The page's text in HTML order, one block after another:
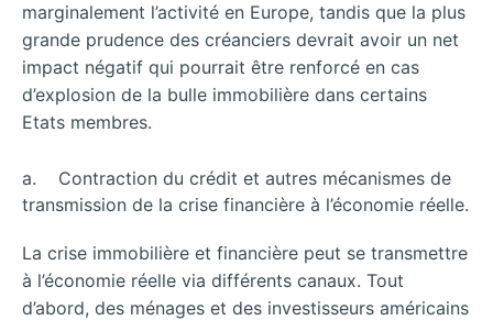
marginalement l’activité en Europe, tandis que la plus
grande prudence des créanciers devrait avoir un net
impact négatif qui pourrait être renforcé en cas
d’explosion de la bulle immobilière dans certains
Etats membres.
a. Contraction du crédit et autres mécanismes de
transmission de la crise financière à l’économie réelle.
La crise immobilière et financière peut se transmettre
à l’économie réelle via différents canaux. Tout
d’abord, des ménages et des investisseurs américains